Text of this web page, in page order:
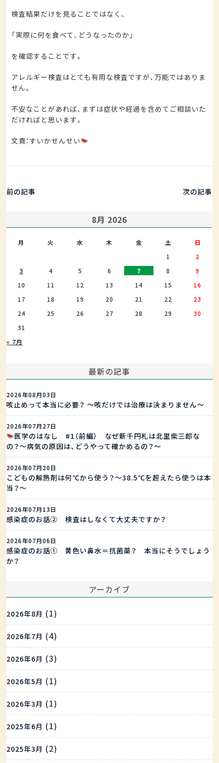
検査結果だけを見ることではなく、
「実際に何を食べて、どうなったのか」
を確認することです。
アレルギー検査はとても有用な検査ですが、万能ではありま
せん。
不安なことがあれば、まずは症状や経過を含めてご相談いた
だければと思います。
文責：すいかせんせい
前の記事 次の記事
8月 2026
月 火 水 木 金 土
日
1
2
3
4 5 6 7 8
9
10
11 12 13 14 15
16
17
18 19 20 21 22
23
24
25 26 27 28 29
30
31
« 7月
最新の記事
2026年08月03日
咳止めって本当に必要？ ～咳だけでは治療は決まりません～
2026年07月27日
医学のはなし #1（前編） なぜ新千円札は北里柴三郎な
の？〜病気の原因は、どうやって確かめるの？〜
2026年07月20日
こどもの解熱剤は何℃から使う？～38.5℃を超えたら使うは本
当？～
2026年07月13日
感染症のお話② 検査はしなくて大丈夫ですか？
2026年07月06日
感染症のお話① 黄色い鼻水＝抗菌薬？ 本当にそうでしょう
か？
アーカイブ
2026年8月 (1)
2026年7月 (4)
2026年6月 (3)
2026年5月 (1)
2026年3月 (1)
2025年6月 (1)
2025年3月 (2)